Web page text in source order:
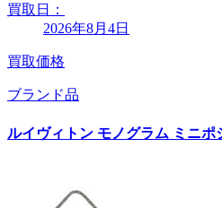
買取日：
2026年8月4日
買取価格
ブランド品
ルイヴィトン モノグラム ミニ